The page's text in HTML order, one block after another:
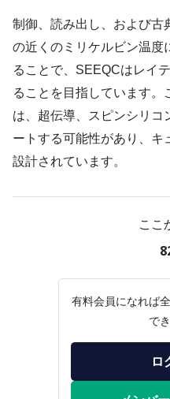
制御、読み出し、および古
の近くのミリケルビン温度
ることで、SEEQCはレイ
ることを目指しています。
は、超伝導、スピンシリコ
ートする可能性があり、キ
設計されています。
ここ
有料会員になれば
で
ロ